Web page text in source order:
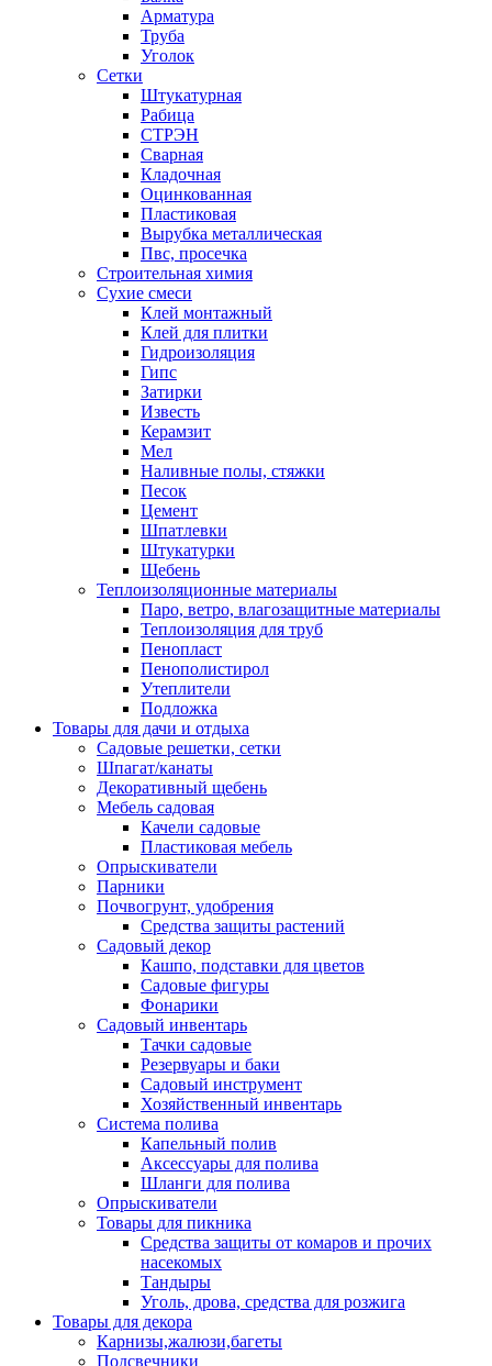
Арматура
Труба
Уголок
Сетки
Штукатурная
Рабица
СТРЭН
Сварная
Кладочная
Оцинкованная
Пластиковая
Вырубка металлическая
Пвс, просечка
Строительная химия
Сухие смеси
Клей монтажный
Клей для плитки
Гидроизоляция
Гипс
Затирки
Известь
Керамзит
Мел
Наливные полы, стяжки
Песок
Цемент
Шпатлевки
Штукатурки
Щебень
Теплоизоляционные материалы
Паро, ветро, влагозащитные материалы
Теплоизоляция для труб
Пенопласт
Пенополистирол
Утеплители
Подложка
Товары для дачи и отдыха
Садовые решетки, сетки
Шпагат/канаты
Декоративный щебень
Мебель садовая
Качели садовые
Пластиковая мебель
Опрыскиватели
Парники
Почвогрунт, удобрения
Средства защиты растений
Садовый декор
Кашпо, подставки для цветов
Садовые фигуры
Фонарики
Садовый инвентарь
Тачки садовые
Резервуары и баки
Садовый инструмент
Хозяйственный инвентарь
Система полива
Капельный полив
Аксессуары для полива
Шланги для полива
Опрыскиватели
Товары для пикника
Средства защиты от комаров и прочих
насекомых
Тандыры
Уголь, дрова, средства для розжига
Товары для декора
Карнизы,жалюзи,багеты
Подсвечники